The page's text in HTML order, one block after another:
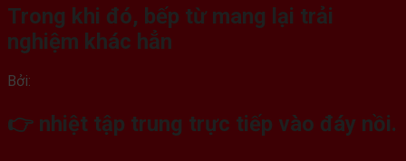
Trong khi đó, bếp từ mang lại trải
nghiệm khác hẳn
Bởi:
👉 nhiệt tập trung trực tiếp vào đáy nồi.